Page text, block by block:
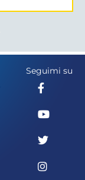
Seguimi su